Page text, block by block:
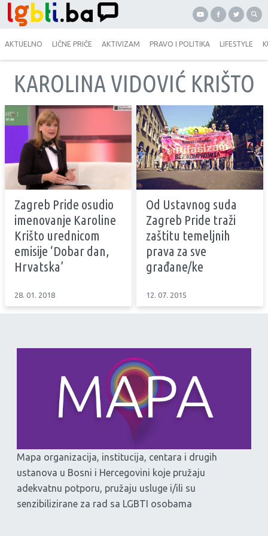
AKTUELNO LIČNE PRIČE AKTIVIZAM PRAVO I POLITIKA LIFESTYLE
KAROLINA VIDOVIĆ KRIŠTO
Zagreb Pride osudio
imenovanje Karoline
Krišto urednicom
emisije ‘Dobar dan,
Hrvatska’
28. 01. 2018
Od Ustavnog suda
Zagreb Pride traži
zaštitu temeljnih
prava za sve
građane/ke
12. 07. 2015
Mapa organizacija, institucija, centara i drugih
ustanova u Bosni i Hercegovini koje pružaju
adekvatnu potporu, pružaju usluge i/ili su
senzibilizirane za rad sa LGBTI osobama